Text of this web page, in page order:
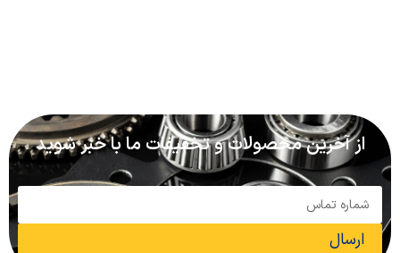
از آخرین محصولات و تخفیفات ما با خبر شوید
ارسال